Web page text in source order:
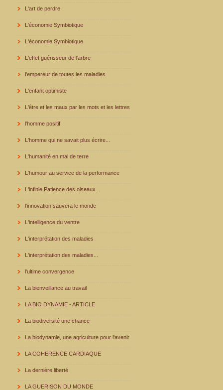
L'art de perdre
L'économie Symbiotique
L'économie Symbiotique
L'effet guérisseur de l'arbre
l'empereur de toutes les maladies
L'enfant optimiste
L'être et les maux par les mots et les lettres
l'homme positif
L'homme qui ne savait plus écrire...
L'humanité en mal de terre
L'humour au service de la performance
L'infinie Patience des oiseaux...
l'innovation sauvera le monde
L'intelligence du ventre
L'interprétation des maladies
L'interprétation des maladies...
l'ultime convergence
La bienveillance au travail
LA BIO DYNAMIE - ARTICLE
La biodiversité une chance
La biodynamie, une agriculture pour l'avenir
LA COHERENCE CARDIAQUE
La dernière liberté
LA GUERISON DU MONDE